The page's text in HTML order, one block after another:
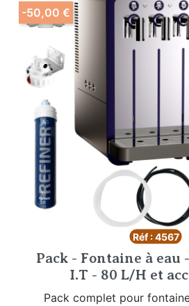
Réf : 4567
Pack - Fontaine à eau
I.T - 80 L/H et
Pack complet pour
-50,00 €